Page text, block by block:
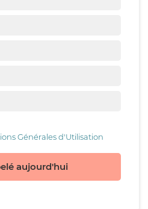
Générales d'Utilisation
aujourd'hui